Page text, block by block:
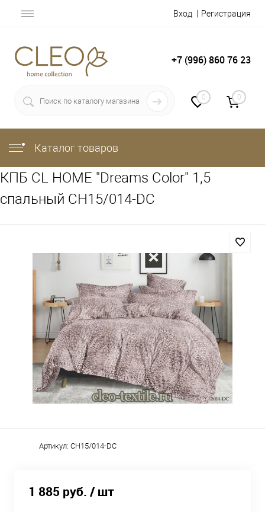
Вход Регистрация
+7 (996) 860 76 23
0 0
Каталог товаров
КПБ CL HOME "Dreams Color" 1,5
спальный CH15/014-DC
Артикул: CH15/014-DC
1 885 руб. / шт